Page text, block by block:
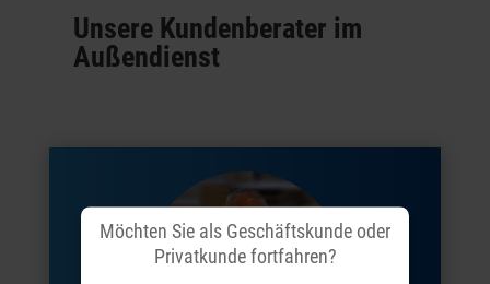
Unsere Kundenberater im
Außendienst
Möchten Sie als Geschäftskunde oder
Privatkunde fortfahren?